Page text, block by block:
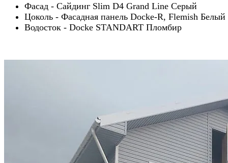
Фасад - Сайдинг Slim D4 Grand Line Серый
Цоколь - Фасадная панель Docke-R, Flemish Белый
Водосток - Docke STANDART Пломбир